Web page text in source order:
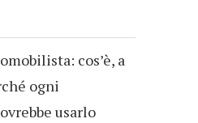
cos’è, a
ogni
usarlo